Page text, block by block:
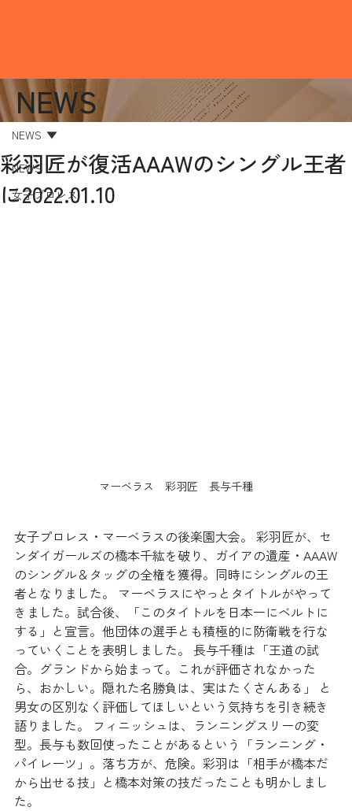
NEWS
女子プロレス
NEWS
彩羽匠が復活AAAWのシングル王者
に2022.01.10
マーベラス　彩羽匠　長与千種
女子プロレス・マーベラスの後楽園大会。 彩羽匠が、セ
ンダイガールズの橋本千紘を破り、ガイアの遺産・AAAW
のシングル＆タッグの全権を獲得。同時にシングルの王
者となりました。 マーベラスにやっとタイトルがやって
きました。試合後、「このタイトルを日本一にベルトに
する」と宣言。他団体の選手とも積極的に防衛戦を行な
っていくことを表明しました。 長与千種は「王道の試
合。グランドから始まって。これが評価されなかった
ら、おかしい。隠れた名勝負は、実はたくさんある」 と
男女の区別なく評価してほしいという気持ちを引き続き
語りました。 フィニッシュは、ランニングスリーの変
型。長与も数回使ったことがあるという「ランニング・
パイレーツ」。落ち方が、危険。彩羽は「相手が橋本だ
から出せる技」と橋本対策の技だったことも明かしまし
た。
NEWS